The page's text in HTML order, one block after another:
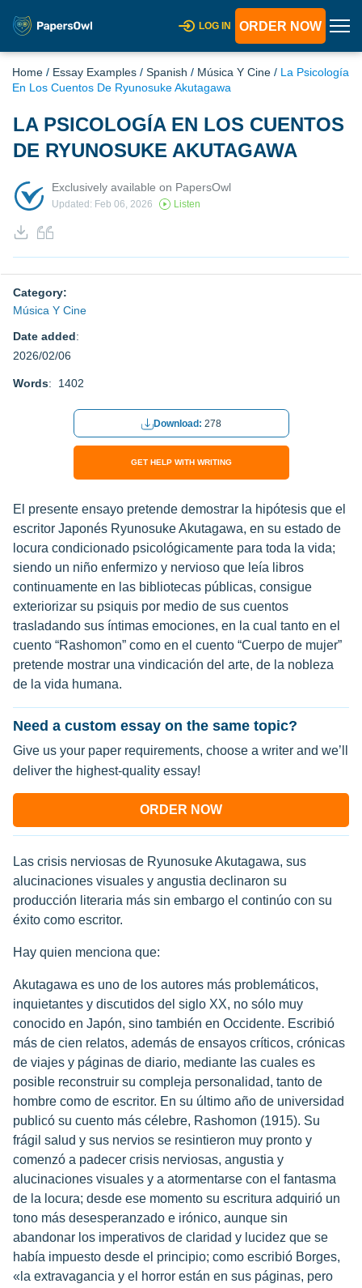
LOG IN ORDER NOW
Home / Essay Examples / Spanish / Música Y Cine / La Psicología
En Los Cuentos De Ryunosuke Akutagawa
LA PSICOLOGÍA EN LOS CUENTOS
DE RYUNOSUKE AKUTAGAWA
Exclusively available on PapersOwl
Updated: Feb 06, 2026 Listen
Category:
Música Y Cine
Date added:
2026/02/06
Words: 1402
Download: 278
GET HELP WITH WRITING
El presente ensayo pretende demostrar la hipótesis que el
escritor Japonés Ryunosuke Akutagawa, en su estado de
locura condicionado psicológicamente para toda la vida;
siendo un niño enfermizo y nervioso que leía libros
continuamente en las bibliotecas públicas, consigue
exteriorizar su psiquis por medio de sus cuentos
trasladando sus íntimas emociones, en la cual tanto en el
cuento “Rashomon” como en el cuento “Cuerpo de mujer”
pretende mostrar una vindicación del arte, de la nobleza
de la vida humana.
Need a custom essay on the same topic?
Give us your paper requirements, choose a writer and we’ll
deliver the highest-quality essay!
ORDER NOW
Las crisis nerviosas de Ryunosuke Akutagawa, sus
alucinaciones visuales y angustia declinaron su
producción literaria más sin embargo el continúo con su
éxito como escritor.
Hay quien menciona que:
Akutagawa es uno de los autores más problemáticos,
inquietantes y discutidos del siglo XX, no sólo muy
conocido en Japón, sino también en Occidente. Escribió
más de cien relatos, además de ensayos críticos, crónicas
de viajes y páginas de diario, mediante las cuales es
posible reconstruir su compleja personalidad, tanto de
hombre como de escritor. En su último año de universidad
publicó su cuento más célebre, Rashomon (1915). Su
frágil salud y sus nervios se resintieron muy pronto y
comenzó a padecer crisis nerviosas, angustia y
alucinaciones visuales y a atormentarse con el fantasma
de la locura; desde ese momento su escritura adquirió un
tono más desesperanzado e irónico, aunque sin
abandonar los imperativos de claridad y lucidez que se
había impuesto desde el principio; como escribió Borges,
«la extravagancia y el horror están en sus páginas, pero